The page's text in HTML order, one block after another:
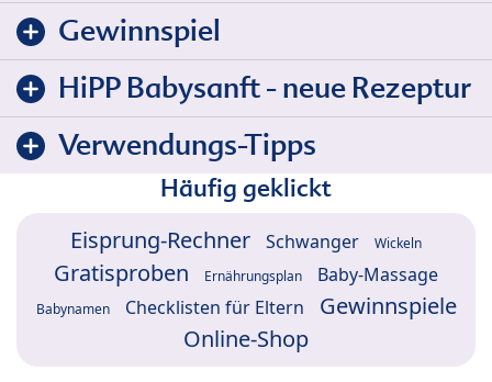
Gewinnspiel
HiPP Babysanft - neue Rezeptur
Verwendungs-Tipps
Häufig geklickt
Eisprung-Rechner Schwanger Wickeln
Gratisproben Ernährungsplan Baby-Massage
Babynamen Checklisten für Eltern
Gewinnspiele
Online-Shop